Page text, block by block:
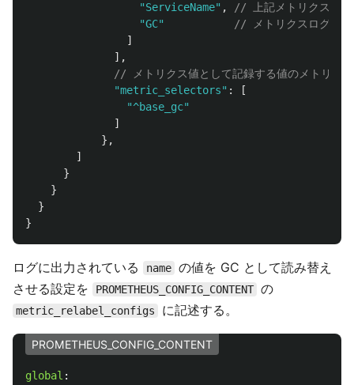
"ServiceName" ,
// 上記メトリクスロ
"GC"
// メトリクスログに
]
],
// メトリクス値として記録する値のメトリク
"metric_selectors" :
[
"^base_gc"
]
},
]
}
}
}
}
ログに出力されている name の値を GC として読み替え
させる設定を
PROMETHEUS_CONFIG_CONTENT の
metric_relabel_configs に記述する。
PROMETHEUS_CONFIG_CONTENT
global :